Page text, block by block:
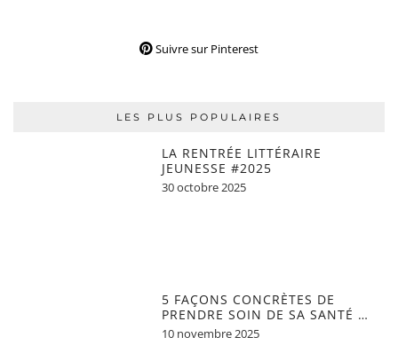
Suivre sur Pinterest
LES PLUS POPULAIRES
LA RENTRÉE LITTÉRAIRE
JEUNESSE #2025
30 octobre 2025
5 FAÇONS CONCRÈTES DE
PRENDRE SOIN DE SA SANTÉ …
10 novembre 2025